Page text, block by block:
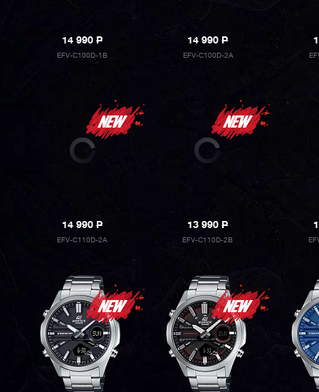
14 990P
EFV-C100D-1B
14 990P
EFV-C100D-2A
14 990P
EFV-C110D-2A
13 990P
EFV-C110D-2B